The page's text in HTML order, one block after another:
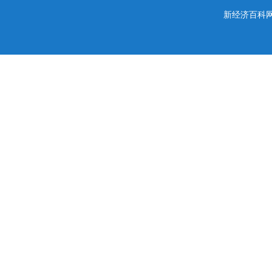
新经济百科